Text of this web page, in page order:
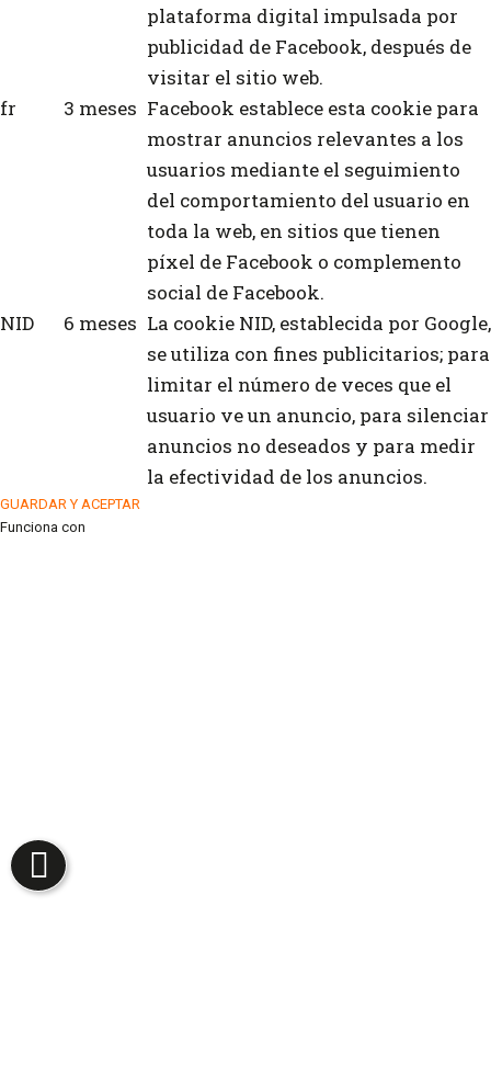
plataforma digital impulsada por
publicidad de Facebook, después de
visitar el sitio web.
fr
3 meses Facebook establece esta cookie para
mostrar anuncios relevantes a los
usuarios mediante el seguimiento
del comportamiento del usuario en
toda la web, en sitios que tienen
píxel de Facebook o complemento
social de Facebook.
NID
6 meses La cookie NID, establecida por Google,
se utiliza con fines publicitarios; para
limitar el número de veces que el
usuario ve un anuncio, para silenciar
anuncios no deseados y para medir
la efectividad de los anuncios.
GUARDAR Y ACEPTAR
Funciona con